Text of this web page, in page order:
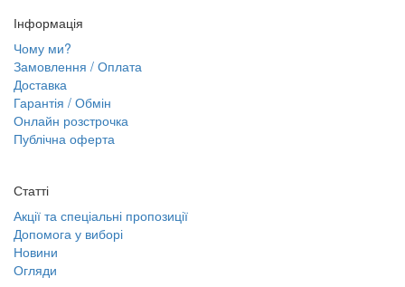
Інформація
Чому ми?
Замовлення / Оплата
Доставка
Гарантія / Обмін
Онлайн розстрочка
Публічна оферта
Статті
Акції та спеціальні пропозиції
Допомога у виборі
Новини
Огляди